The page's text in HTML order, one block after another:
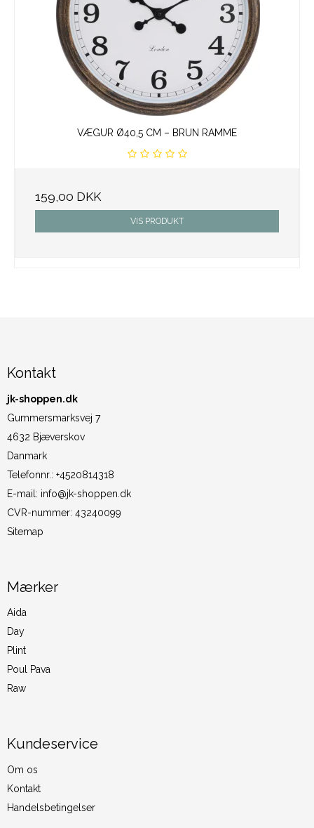
VÆGUR Ø40,5 CM – BRUN RAMME
159,00 DKK
VIS PRODUKT
Kontakt
jk-shoppen.dk
Gummersmarksvej 7
4632 Bjæverskov
Danmark
Telefonnr.: +4520814318
E-mail: info@jk-shoppen.dk
CVR-nummer: 43240099
Sitemap
Mærker
Aida
Day
Plint
Poul Pava
Raw
Kundeservice
Om os
Kontakt
Handelsbetingelser